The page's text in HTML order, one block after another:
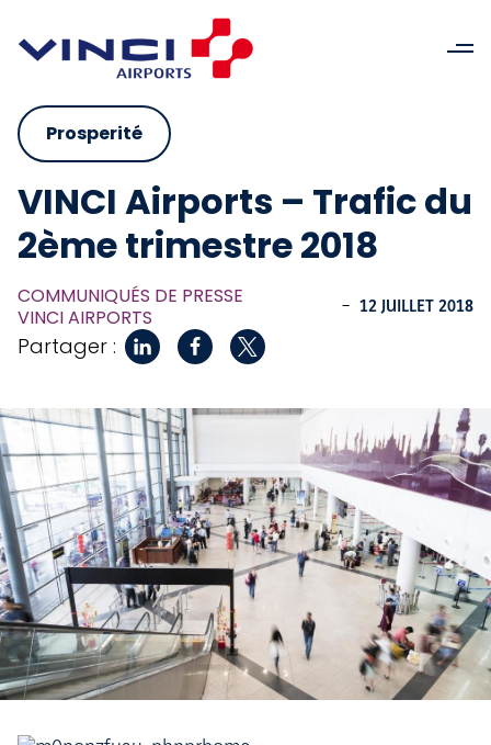
Prosperité
VINCI Airports – Trafic du
2ème trimestre 2018
COMMUNIQUÉS DE PRESSE
VINCI AIRPORTS
- 12 JUILLET 2018
Partager :